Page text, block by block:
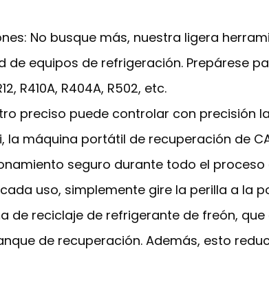
No busque más, nuestra ligera
de equipos de refrigeración. Prepárese
R410A, R404A, R502, etc.
preciso puede controlar con precisión
la máquina portátil de recuperación de
seguro durante todo el proceso
uso, simplemente gire la perilla a la
de reciclaje de refrigerante de freón,
de recuperación. Además, esto